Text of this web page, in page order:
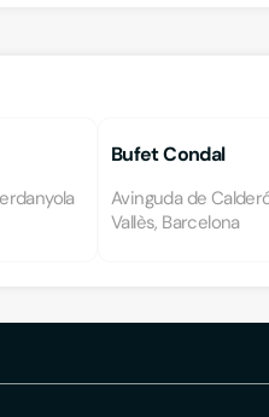
Bufet Condal
Avinguda de
Vallès, Barcelona